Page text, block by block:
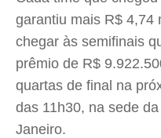
garantiu mais R$ 4,74
chegar às semifinais
prêmio de R$
quartas de final na
das 11h30, na sede
Janeiro.